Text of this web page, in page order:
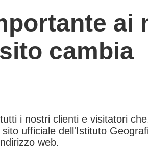
ai
cambia
i nostri clienti e visitatori
ufficiale dell'Istituto
web.